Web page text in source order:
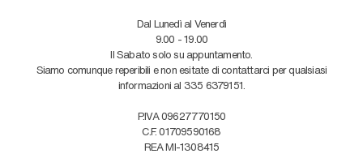
Dal Lunedì al Venerdì
9.00 - 19.00
Il Sabato solo su appuntamento.
Siamo comunque reperibili e non esitate di contattarci per qualsiasi
informazioni al 335 6379151.
P.IVA 09627770150
C.F. 01709590168
REA MI-1308415